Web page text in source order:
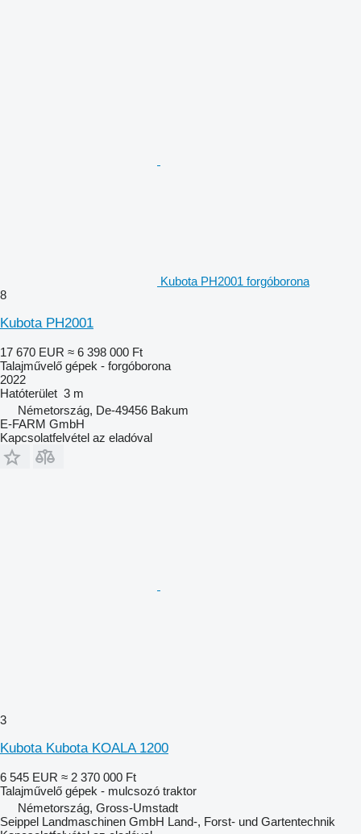
Kubota PH2001 forgóborona
8
Kubota PH2001
17 670 EUR ≈ 6 398 000 Ft
Talajművelő gépek - forgóborona
2022
Hatóterület 3 m
Németország, De-49456 Bakum
E-FARM GmbH
Kapcsolatfelvétel az eladóval
3
Kubota Kubota KOALA 1200
6 545 EUR ≈ 2 370 000 Ft
Talajművelő gépek - mulcsozó traktor
Németország, Gross-Umstadt
Seippel Landmaschinen GmbH Land-, Forst- und Gartentechnik